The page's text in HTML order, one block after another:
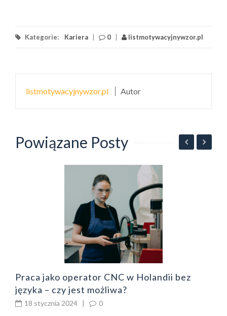
Kategorie: Kariera 0 listmotywacyjnywzor.pl
listmotywacyjnywzor.pl Autor
Powiązane Posty
Praca jako operator CNC w Holandii bez
języka – czy jest możliwa?
18 stycznia 2024 | 0